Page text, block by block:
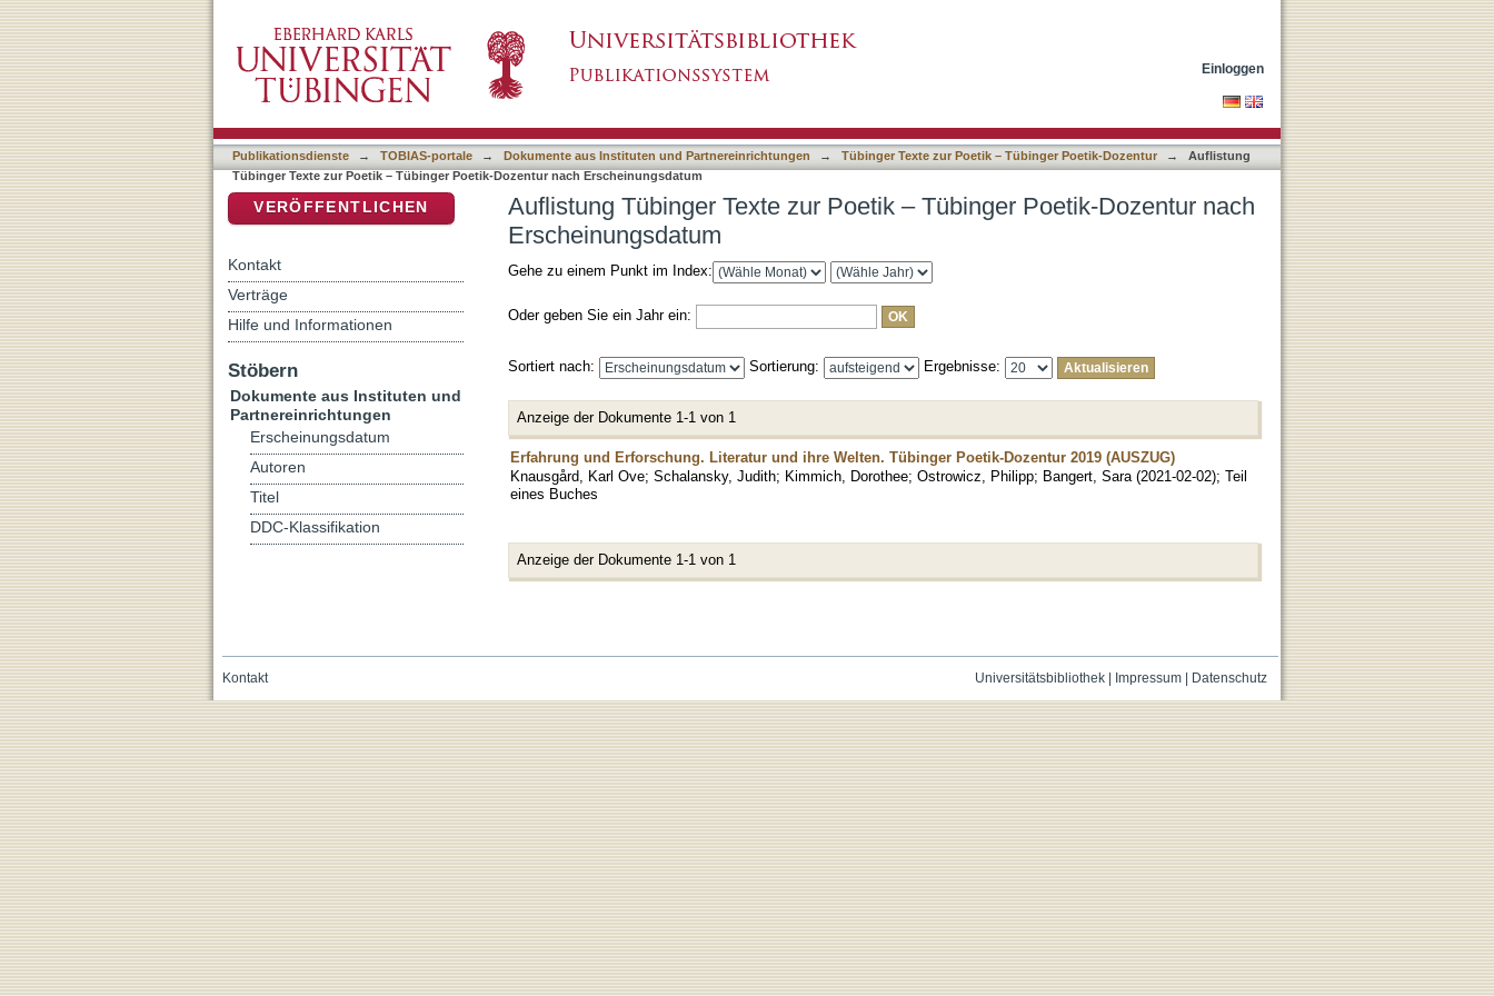
Einloggen
Publikationsdienste → TOBIAS-portale → Dokumente aus Instituten und Partnereinrichtungen → Tübinger Texte zur Poetik – Tübinger Poetik-Dozentur →
Auflistung
Tübinger Texte zur Poetik – Tübinger Poetik-Dozentur nach Erscheinungsdatum
Auflistung Tübinger Texte zur Poetik – Tübinger Poetik-Dozentur nach
Erscheinungsdatum
Gehe zu einem Punkt im Index:
Oder geben Sie ein Jahr ein:
Sortiert nach: Sortierung: Ergebnisse:
Anzeige der Dokumente 1-1 von 1
Erfahrung und Erforschung. Literatur und ihre Welten. Tübinger Poetik-Dozentur 2019 (AUSZUG)
Knausgård, Karl Ove; Schalansky, Judith; Kimmich, Dorothee; Ostrowicz, Philipp; Bangert, Sara (2021-02-02); Teil
eines Buches
Anzeige der Dokumente 1-1 von 1
VERÖFFENTLICHEN
Kontakt
Verträge
Hilfe und Informationen
Stöbern
Dokumente aus Instituten und
Partnereinrichtungen
Erscheinungsdatum
Autoren
Titel
DDC-Klassifikation
Universitätsbibliothek| Impressum| Datenschutz
Kontakt